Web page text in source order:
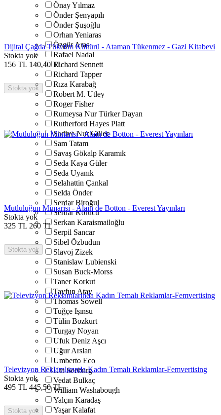
Önay Yılmaz
Önder Şenyapılı
Önder Şuşoğlu
Orhan Yeniaras
Özgür Aras
Rafael Nadal
Richard Sennett
Richard Tapper
Rıza Karabağ
Robert M. Utley
Roger Fisher
Rumeysa Nur Türker Dayan
Rutherford Hayes Platt
Şadiye Nur Güleç
Sam Tatam
Savaş Gökalp Karamık
Seda Kaya Güler
Seda Uyanık
Selahattin Çankal
Selda Önder
Serdar Biroğul
Serdar Korucu
Serkan Karaismailoğlu
Serpil Sancar
Sibel Özbudun
Slavoj Zizek
Stanislaw Lubienski
Susan Buck-Morss
Taner Korkut
Tayfun Atay
Thomas Sowell
Tuğçe Işınsu
Tülin Bozkurt
Turgay Noyan
Ufuk Deniz Aşcı
Uğur Arslan
Umberto Eco
Uta Seeburg
Vedat Bulkaç
William Washabough
Yalçın Karadaş
Yaşar Kalafat
Dijital Çağda Tüketim Kültürü - Ataman Tükenmez - Gazi Kitabevi
Stokta yok
156 TL 140,40 TL
Stokta yok
Mutluluğun Mimarisi - Alain de Botton - Everest Yayınları
Stokta yok
325 TL 260 TL
Stokta yok
Televizyon Reklamlarında Kadın Temalı Reklamlar-Femvertising
Stokta yok
495 TL 445,50 TL
Stokta yok